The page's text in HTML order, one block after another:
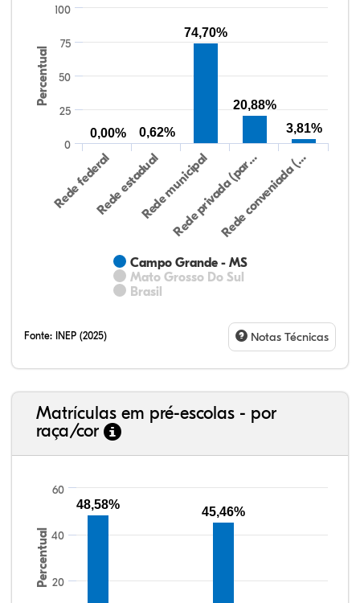
Percentual
Campo Grande - MS
Mato Grosso Do Sul
Brasil
Rede federalRede estadualRede municipal
Rede privada (par…Rede conveniada (…
0
25
50
75
100
0,00% 0,62%
74,70%
20,88%
3,81%
Fonte: INEP (2025) Notas Técnicas
Matrículas em pré-escolas - por
raça/cor
Percentual 20
40
60
48,58%
45,46%